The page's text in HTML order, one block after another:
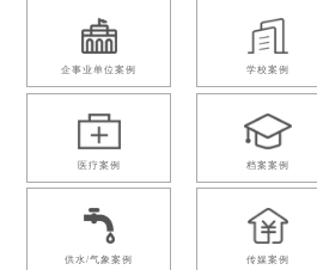
企事业单位案例 学校案例
医疗案例 档案案例
供水/气象案例 传媒案例